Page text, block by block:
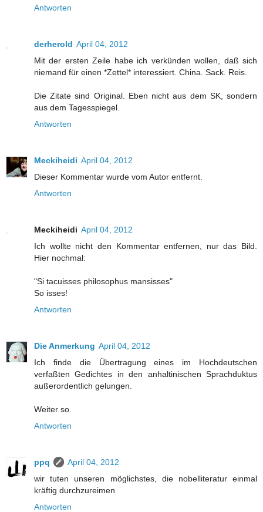
Antworten
derherold April 04, 2012
Mit der ersten Zeile habe ich verkünden wollen, daß sich
niemand für einen *Zettel* interessiert. China. Sack. Reis.
Die Zitate sind Original. Eben nicht aus dem SK, sondern
aus dem Tagesspiegel.
Antworten
Meckiheidi April 04, 2012
Dieser Kommentar wurde vom Autor entfernt.
Antworten
Meckiheidi April 04, 2012
Ich wollte nicht den Kommentar entfernen, nur das Bild.
Hier nochmal:
"Si tacuisses philosophus mansisses"
So isses!
Antworten
Die Anmerkung April 04, 2012
Ich finde die Übertragung eines im Hochdeutschen
verfaßten Gedichtes in den anhaltinischen Sprachduktus
außerordentlich gelungen.
Weiter so.
Antworten
ppq
April 04, 2012
wir tuten unseren möglichstes, die nobelliteratur einmal
kräftig durchzureimen
Antworten